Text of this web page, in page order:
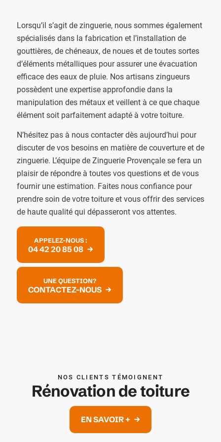
Lorsqu’il s’agit de zinguerie, nous sommes également
spécialisés dans la fabrication et l’installation de
gouttières, de chéneaux, de noues et de toutes sortes
d’éléments métalliques pour assurer une évacuation
efficace des eaux de pluie. Nos artisans zingueurs
possèdent une expertise approfondie dans la
manipulation des métaux et veillent à ce que chaque
élément soit parfaitement adapté à votre toiture.
N’hésitez pas à nous contacter dès aujourd’hui pour
discuter de vos besoins en matière de couverture et de
zinguerie. L’équipe de Zinguerie Provençale se fera un
plaisir de répondre à toutes vos questions et de vous
fournir une estimation. Faites nous confiance pour
prendre soin de votre toiture et vous offrir des services
de haute qualité qui dépasseront vos attentes.
APPELEZ-NOUS :
04 42 20 85 08
UNE QUESTION?
CONTACTEZ-NOUS
NOS CLIENTS TÉMOIGNENT
Rénovation de toiture
EN SAVOIR +